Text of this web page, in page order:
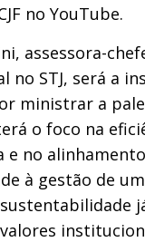
no YouTube.
assessora-
no STJ, será a
ministrar a
o foco na
e no
à gestão de